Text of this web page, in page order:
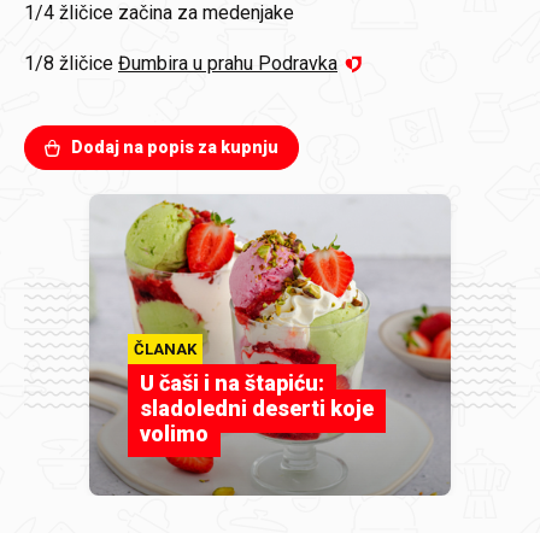
1/4 žličice začina za medenjake
1/8 žličice Đumbira u prahu Podravka
Dodaj na popis za kupnju
ČLANAK
U čaši i na štapiću:
sladoledni deserti koje
volimo